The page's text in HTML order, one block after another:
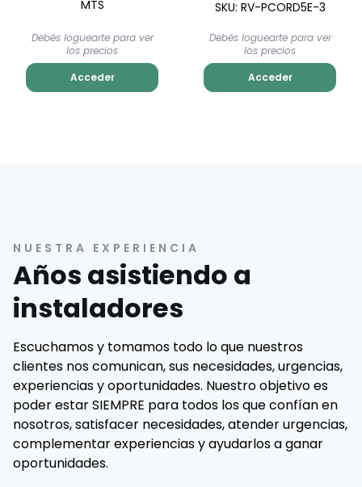
MTS
Debés loguearte para ver
los precios
Acceder
SKU: RV-PCORD5E-3
Debés loguearte para ver
los precios
Acceder
NUESTRA EXPERIENCIA
Años asistiendo a
instaladores
Escuchamos y tomamos todo lo que nuestros
clientes nos comunican, sus necesidades, urgencias,
experiencias y oportunidades. Nuestro objetivo es
poder estar SIEMPRE para todos los que confían en
nosotros, satisfacer necesidades, atender urgencias,
complementar experiencias y ayudarlos a ganar
oportunidades.